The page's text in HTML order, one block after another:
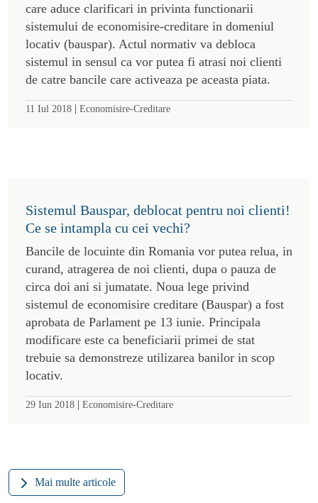
care aduce clarificari in privinta functionarii
sistemului de economisire-creditare in domeniul
locativ (bauspar). Actul normativ va debloca
sistemul in sensul ca vor putea fi atrasi noi clienti
de catre bancile care activeaza pe aceasta piata.
11 Iul 2018 | Economisire-Creditare
Sistemul Bauspar, deblocat pentru noi clienti!
Ce se intampla cu cei vechi?
Bancile de locuinte din Romania vor putea relua, in
curand, atragerea de noi clienti, dupa o pauza de
circa doi ani si jumatate. Noua lege privind
sistemul de economisire creditare (Bauspar) a fost
aprobata de Parlament pe 13 iunie. Principala
modificare este ca beneficiarii primei de stat
trebuie sa demonstreze utilizarea banilor in scop
locativ.
29 Iun 2018 | Economisire-Creditare
Mai multe articole